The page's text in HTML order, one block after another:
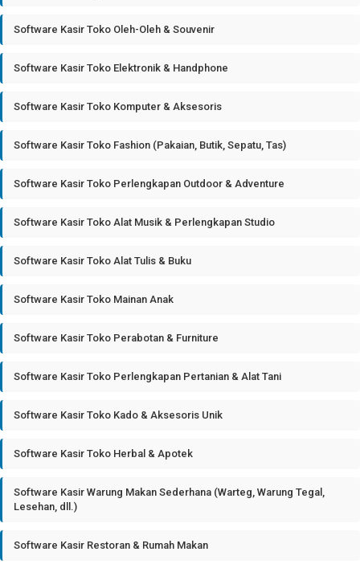
Software Kasir Toko Oleh-Oleh & Souvenir
Software Kasir Toko Elektronik & Handphone
Software Kasir Toko Komputer & Aksesoris
Software Kasir Toko Fashion (Pakaian, Butik, Sepatu, Tas)
Software Kasir Toko Perlengkapan Outdoor & Adventure
Software Kasir Toko Alat Musik & Perlengkapan Studio
Software Kasir Toko Alat Tulis & Buku
Software Kasir Toko Mainan Anak
Software Kasir Toko Perabotan & Furniture
Software Kasir Toko Perlengkapan Pertanian & Alat Tani
Software Kasir Toko Kado & Aksesoris Unik
Software Kasir Toko Herbal & Apotek
Software Kasir Warung Makan Sederhana (Warteg, Warung Tegal,
Lesehan, dll.)
Software Kasir Restoran & Rumah Makan